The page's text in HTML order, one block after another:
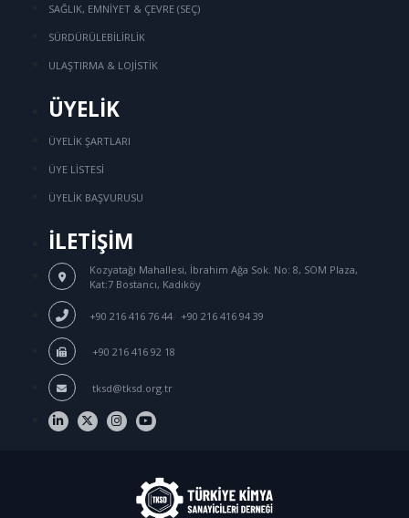
SAĞLIK, EMNİYET & ÇEVRE (SEÇ)
SÜRDÜRÜLEBİLİRLİK
ULAŞTIRMA & LOJİSTİK
ÜYELİK
ÜYELİK ŞARTLARI
ÜYE LİSTESİ
ÜYELİK BAŞVURUSU
İLETİŞİM
Kozyatağı Mahallesi, İbrahim Ağa Sok. No: 8, SOM Plaza,
Kat:7 Bostancı, Kadıköy
+90 216 416 76 44/ +90 216 416 94 39
+90 216 416 92 18
tksd@tksd.org.tr